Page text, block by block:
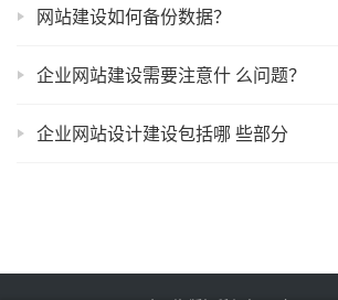
网站建设如何备份数据？
企业网站建设需要注意什 么问题？
企业网站设计建设包括哪 些部分